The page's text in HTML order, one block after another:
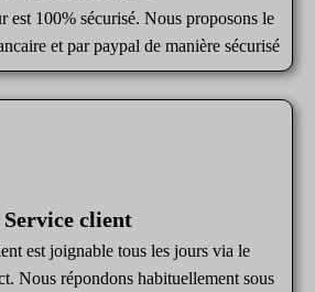
est 100% sécurisé. Nous proposons le
et par paypal de manière sécurisé
Service client
est joignable tous les jours via le
Nous répondons habituellement sous